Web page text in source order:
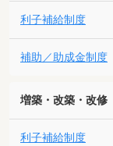
利子補給制度
補助／助成金制度
増築・改築・改修
利子補給制度